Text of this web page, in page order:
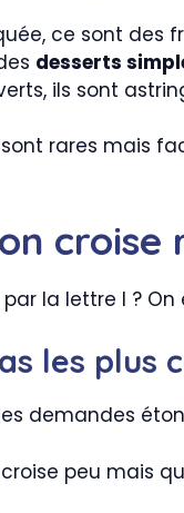
ce sont des
desserts
ils sont
rares mais
la lettre I ?
les plus
demandes
peu mais